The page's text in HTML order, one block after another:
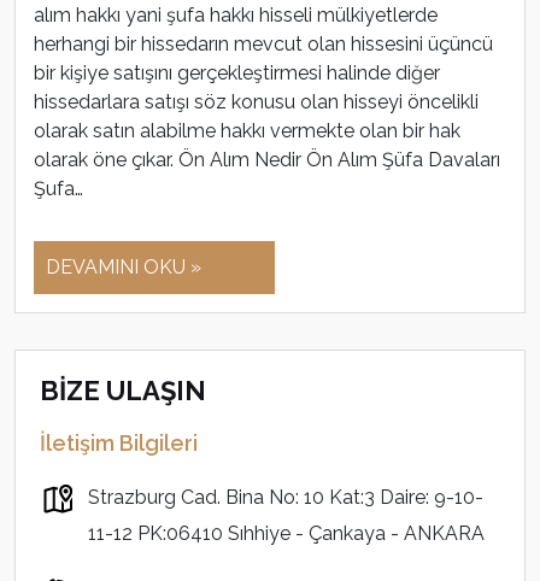
alım hakkı yani şufa hakkı hisseli mülkiyetlerde
herhangi bir hissedarın mevcut olan hissesini üçüncü
bir kişiye satışını gerçekleştirmesi halinde diğer
hissedarlara satışı söz konusu olan hisseyi öncelikli
olarak satın alabilme hakkı vermekte olan bir hak
olarak öne çıkar. Ön Alım Nedir Ön Alım Şüfa Davaları
Şufa…
DEVAMINI OKU »
BİZE ULAŞIN
İletişim Bilgileri
Strazburg Cad. Bina No: 10 Kat:3 Daire: 9-10-
11-12 PK:06410 Sıhhiye - Çankaya - ANKARA